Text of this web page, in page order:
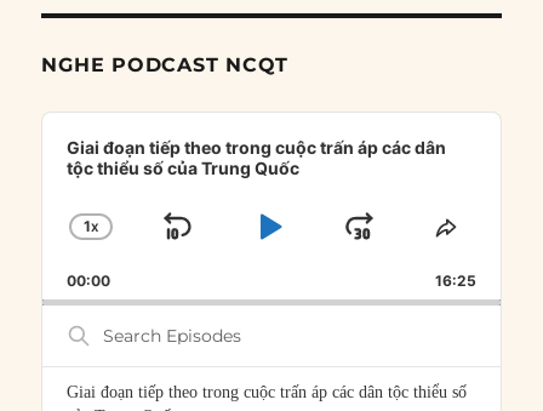
NGHE PODCAST NCQT
Audio
Player
Giai đoạn tiếp theo trong cuộc trấn áp các dân
tộc thiểu số của Trung Quốc
CHANGE
RATE
1X
SKIP
PLAYJUMP
FORWARD
SHARE
00:00 16:25
Search
Episodes
Giai đoạn tiếp theo trong cuộc trấn áp các dân tộc thiểu số